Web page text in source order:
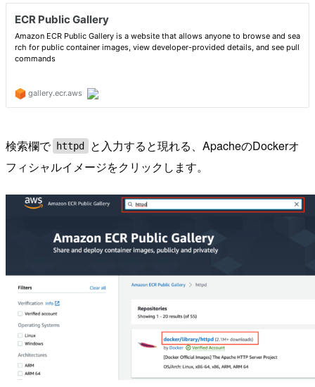
検索欄で httpd
と入力すると現れる、ApacheのDockerオ
フィシャルイメージをクリックします。